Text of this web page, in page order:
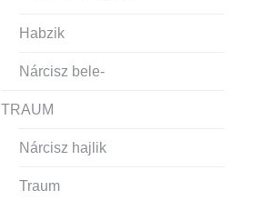
Habzik
Nárcisz bele-
TRAUM
Nárcisz hajlik
Traum